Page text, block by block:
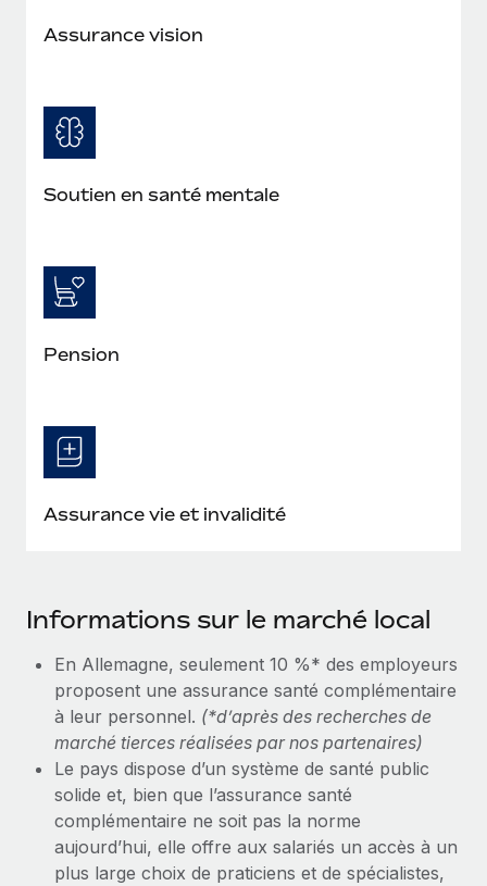
Assurance vision
Soutien en santé mentale
Pension
Assurance vie et invalidité
Informations sur le marché local
En Allemagne, seulement 10 %* des employeurs
proposent une assurance santé complémentaire
à leur personnel. (*d’après des recherches de
marché tierces réalisées par nos partenaires)
Le pays dispose d’un système de santé public
solide et, bien que l’assurance santé
complémentaire ne soit pas la norme
aujourd’hui, elle offre aux salariés un accès à un
plus large choix de praticiens et de spécialistes,